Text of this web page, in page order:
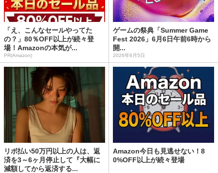
「え、こんなセールやってた
の？」80％OFF以上が続々登
場！Amazonの本気が...
PR(Amazon)
ゲームの祭典「Summer Game
Fest 2026」6月6日午前6時から
開...
2026年6月5日
リボ払い50万円以上の人は、返
済を3～6ヶ月停止して『大幅に
減額してから返済する...
Amazon今日も見逃せない！8
0%OFF以上が続々登場